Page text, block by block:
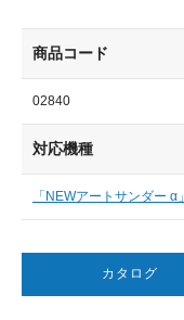
商品コード
02840
対応機種
「NEWアートサンダー α」
カタログ